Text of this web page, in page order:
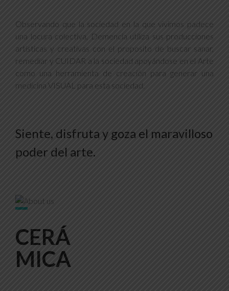
Observando que la sociedad en la que vivimos padece
una locura colectiva, Demencia utiliza sus producciones
artisticas y creativas con el proposito de buscar sanar,
remediar y CUIDAR a la sociedad apoyándose en el Arte
como una herramienta de creación para generar una
medicina VISUAL para esta sociedad.
Siente, disfruta y goza el maravilloso
poder del arte.
CERÁ
MICA